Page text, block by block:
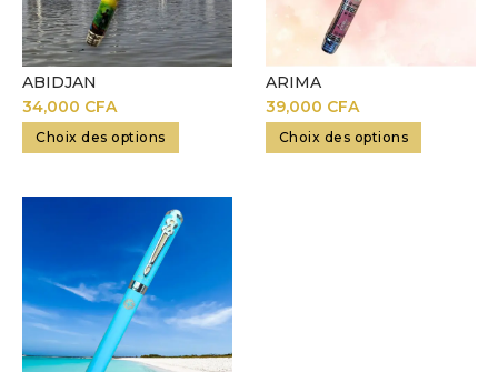
ABIDJAN
34,000 CFA
Choix des options
ARIMA
39,000 CFA
Choix des options